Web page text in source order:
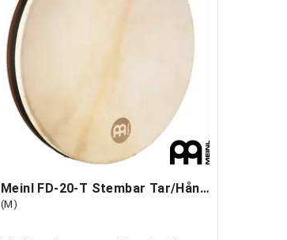
Meinl FD-20-T Stembar Tar/Håndtromme 20"
(M)